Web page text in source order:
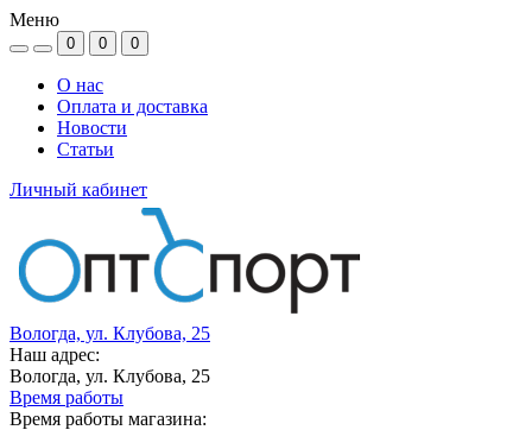
Меню
0 0 0
О нас
Оплата и доставка
Новости
Статьи
Личный кабинет
Вологда, ул. Клубова, 25
Наш адрес:
Вологда, ул. Клубова, 25
Время работы
Время работы магазина: